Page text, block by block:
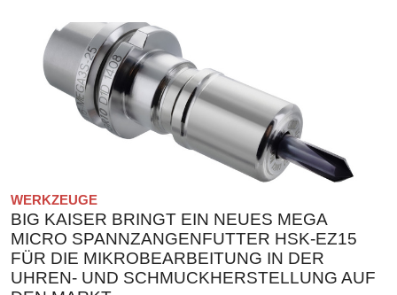
WERKZEUGE
BIG KAISER BRINGT EIN NEUES MEGA
MICRO SPANNZANGENFUTTER HSK-EZ15
FÜR DIE MIKROBEARBEITUNG IN DER
UHREN- UND SCHMUCKHERSTELLUNG AUF